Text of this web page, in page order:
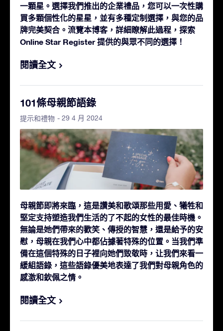
一顆星。選擇我們推出的企業禮品，您可以一次性購
買多顆個性化的星星，並有多種定制選擇，與您的品
牌完美契合。流覽本博客，詳細瞭解此過程，探索
Online Star Register 提供的與眾不同的選擇！
閱讀全文
101條母親節語錄
提示和禮物 - 29 4 月 2024
母親節即將來臨，這是讚美和歌頌那些用愛、犧牲和
堅定支持塑造我們生活的了不起的女性的最佳時機。
無論是她們帶來的歡笑、傳授的智慧，還是給予的安
慰，母親在我們心中都佔據著特殊的位置。当我們準
備在這個特殊的日子裡向她們致敬時，让我們來看一
緩組語錄，這些語錄優美地表達了我們對母親角色的
感激和欽佩之情。
閱讀全文